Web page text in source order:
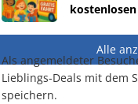
Alle
Als angemeldeter
Lieblings-Deals mit dem
speichern.